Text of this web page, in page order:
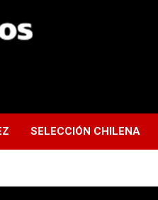
SELECCIÓN CHILENA